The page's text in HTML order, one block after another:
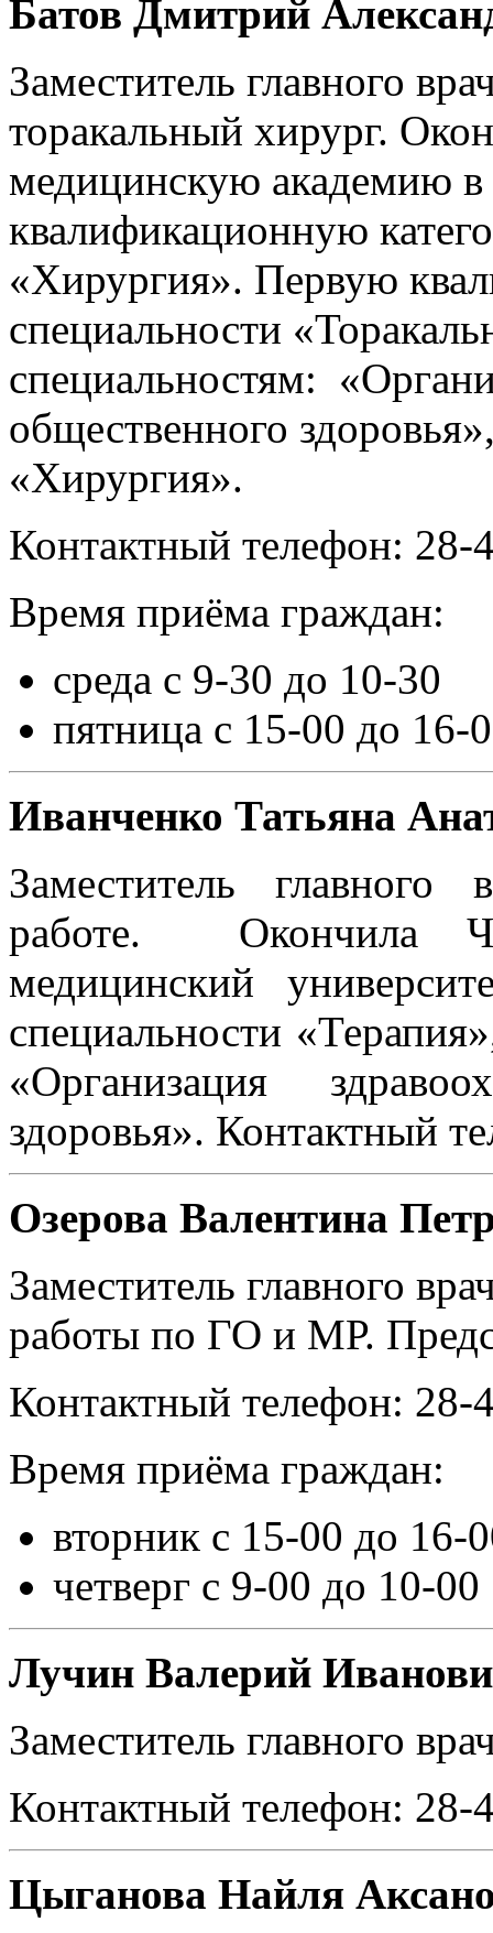
Батов Дмитрий
Заместитель главного
торакальный хирург.
медицинскую академию
квалификационную
«Хирургия». Первую
специальности
специальностям:
общественного
«Хирургия».
Контактный телефон: 28-
Время приёма граждан:
среда с 9-30 до 10-30
пятница с 15-00 до 16-
Иванченко Татьяна
Заместитель главного
работе. Окончила
медицинский
специальности
«Организация
здоровья». Контактный
Озерова Валентина
Заместитель главного
работы по ГО и МР.
Контактный телефон: 28-
Время приёма граждан:
вторник с 15-00 до 16-
четверг с 9-00 до 10-00
Лучин Валерий
Заместитель главного
Контактный телефон: 28-
Цыганова Найля